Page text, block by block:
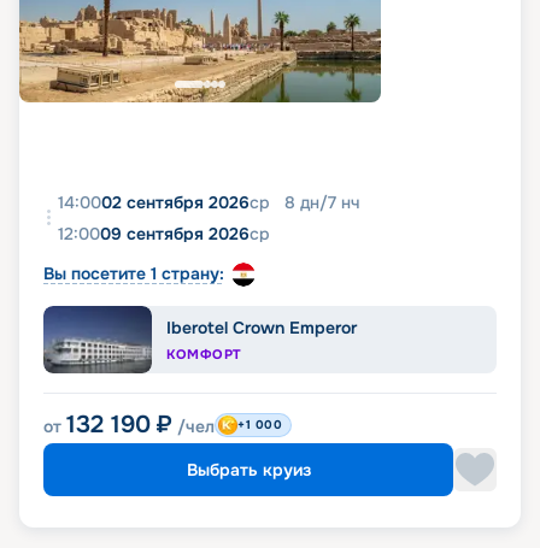
14:0002 сентября 2026ср 8 дн/7 нч
12:0009 сентября 2026ср
Вы посетите 1 страну:
Iberotel Crown Emperor
КОМФОРТ
от 132 190 ₽ /чел +1 000
Выбрать круиз